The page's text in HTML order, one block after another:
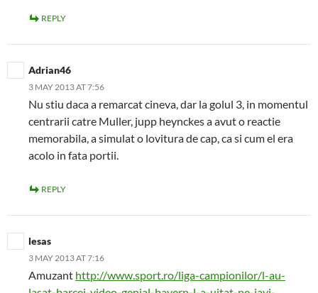
REPLY
Adrian46
3 MAY 2013 AT 7:56
Nu stiu daca a remarcat cineva, dar la golul 3, in momentul
centrarii catre Muller, jupp heynckes a avut o reactie
memorabila, a simulat o lovitura de cap, ca si cum el era
acolo in fata portii.
REPLY
lesas
3 MAY 2013 AT 7:16
Amuzant http://www.sport.ro/liga-campionilor/l-au-